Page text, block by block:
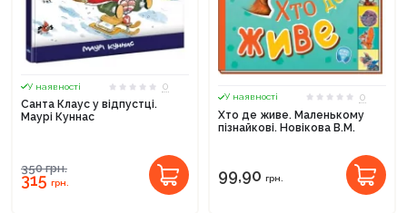
У наявності
0
Санта Клаус у відпустці.
Маурі Куннас
350грн.
315грн.
У наявності
0
Хто де живе. Маленькому
пізнайкові. Новікова В.М.
99,90 грн.